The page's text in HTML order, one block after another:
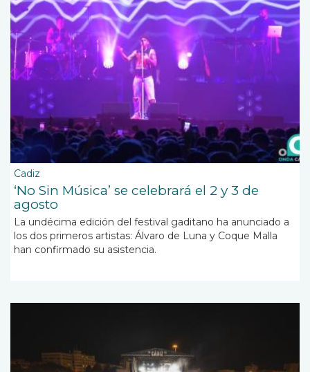
Cadiz
‘No Sin Música’ se celebrará el 2 y 3 de
agosto
La undécima edición del festival gaditano ha anunciado a
los dos primeros artistas: Álvaro de Luna y Coque Malla
han confirmado su asistencia.